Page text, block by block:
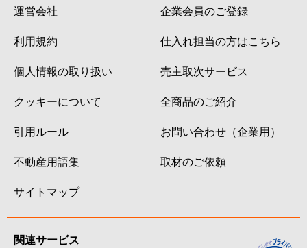
運営会社
利用規約
個人情報の取り扱い
クッキーについて
引用ルール
不動産用語集
サイトマップ
企業会員のご登録
仕入れ担当の方はこちら
売主取次サービス
全商品のご紹介
お問い合わせ（企業用）
取材のご依頼
関連サービス